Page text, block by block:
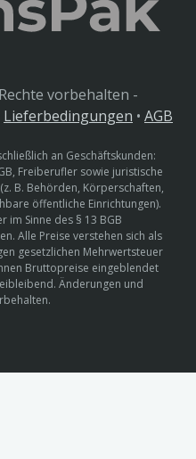
vorbehalten -
Lieferbedingungen • AGB
an Geschäftskunden:
Freiberufler sowie juristische
B. Behörden, Körperschaften,
öffentliche Einrichtungen).
im Sinne des § 13 BGB
Alle Preise verstehen sich als
gesetzlichen Mehrwertsteuer
Bruttopreise eingeblendet
Änderungen und